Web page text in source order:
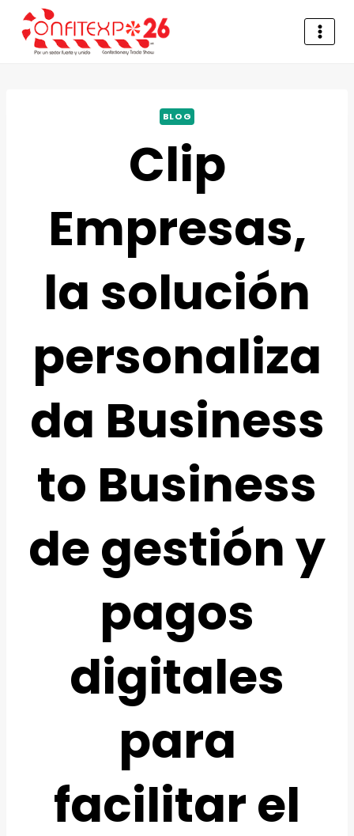
BLOG
Clip
Empresas,
la solución
personaliza
da Business
to Business
de gestión y
pagos
digitales
para
facilitar el